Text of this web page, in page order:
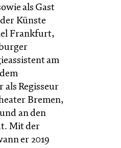
als Gast
Künste
Frankfurt,
am
Regisseur
Bremen,
an den
Mit der
er 2019